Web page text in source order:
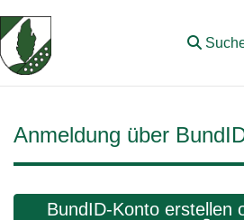
Zum Hauptinhalt springen
Anmeldung über
BundID-Konto erstellen